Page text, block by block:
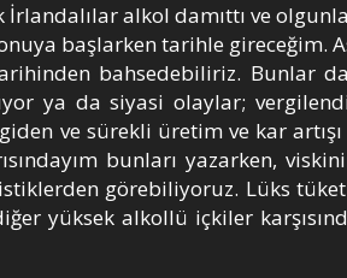
alkol damıttı ve
başlarken tarihle gireceğim.
bahsedebiliriz. Bunlar
ya da siyasi olaylar;
ve sürekli üretim ve kar
bunları yazarken,
görebiliyoruz. Lüks
yüksek alkollü içkiler